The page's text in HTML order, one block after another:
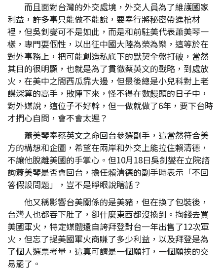
而且面對台灣的外交處境，外交人員為了維護國家
利益，許多事只能做不能說，要奉行將秘密帶進棺材
裡，但吳釗燮可不是如此，而是和前駐美代表蕭美琴一
樣，專門耍個性，以出征中國大陸為榮為樂，這等於在
對外事務上，把可能創造私底下的默契全盤打破，當然
其目的很明顯，也就是為了貫徹蔡英文的戰略，到處放
火，在美中之間西瓜靠大邊，但最後總是小兒科對上老
謀深算的高手，敗陣下來，怪不得在數饅頭的日子中，
對外媒說，這位子不好幹，但一做就做了6年，要下台時
才捫心自問，會不會太遲？
蕭美琴奉蔡英文之命回台參選副手，這當然符合美
方的構想和企圖，希望在兩岸和外交上能拉住賴清德，
不讓他脫離美國的手掌心。但10月18日吳釗燮在立院諮
詢蕭美琴是否會回台，擔任賴清德的副手時表示「不回
答假設問題」，豈不是睜眼說瞎話？
他又稱影響台美關係的是美豬，但在換了包裝後，
台灣人也都吞下肚了，卻什麼東西都沒換到。掏錢去買
美國軍火，特定媒體還自誇拜登對台一年出售了12次軍
火，但忘了提美國軍火商賺了多少利益，以及拜登是為
了個人選票考量，這真可謂是一個願打，一個願挨的交
易罷了。